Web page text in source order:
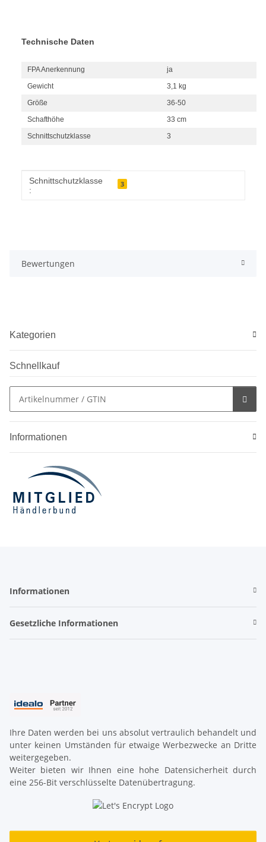
Technische Daten
FPA Anerkennung
ja
Gewicht
3,1 kg
Größe
36-50
Schafthöhe
33 cm
Schnittschutzklasse
3
Produkteigenschaft
Wert
Schnittschutzklasse
:
3
Bewertungen
Kategorien
Schnellkauf
Informationen
Informationen
Gesetzliche Informationen
Ihre Daten werden bei uns absolut vertraulich behandelt und
unter keinen Umständen für etwaige Werbezwecke an Dritte
weitergegeben.
Weiter bieten wir Ihnen eine hohe Datensicherheit durch
eine 256-Bit verschlüsselte Datenübertragung.